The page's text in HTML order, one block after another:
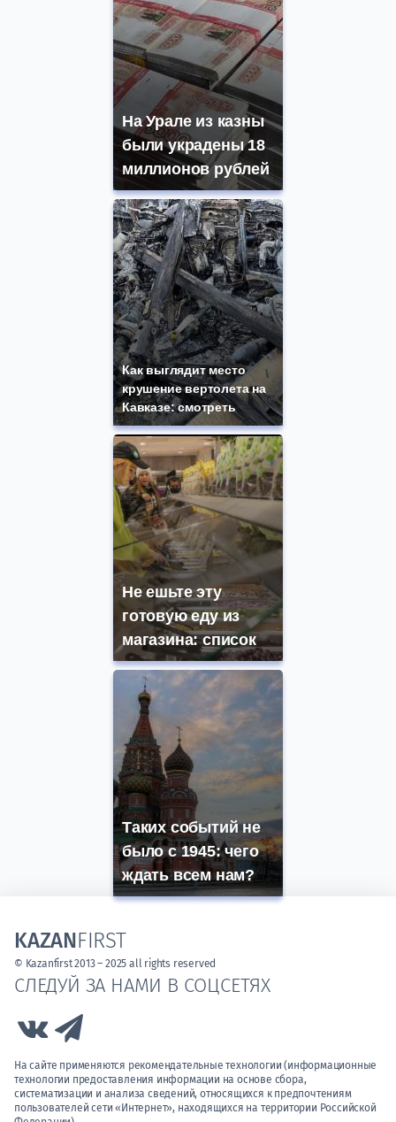
На Урале из казны
были украдены 18
миллионов рублей
Как выглядит место
крушение вертолета на
Кавказе: смотреть
Не ешьте эту
готовую еду из
магазина: список
Таких событий не
было с 1945: чего
ждать всем нам?
СЛЕДУЙ ЗА НАМИ В СОЦСЕТЯХ
Link to Vk
На сайте применяются рекомендательные технологии (информационные
технологии предоставления информации на основе сбора,
систематизации и анализа сведений, относящихся к предпочтениям
пользователей сети «Интернет», находящихся на территории Российской
KAZANFIRST
© Kazanfirst 2013 – 2025 all rights reserved